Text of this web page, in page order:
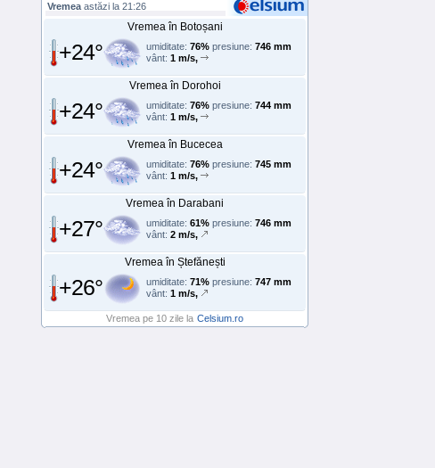
Vremea astăzi la 21:26
Vremea în Botoșani
+24° umiditate: 76% presiune: 746 mm
vânt: 1 m/s,
Vremea în Dorohoi
+24° umiditate: 76% presiune: 744 mm
vânt: 1 m/s,
Vremea în Bucecea
+24° umiditate: 76% presiune: 745 mm
vânt: 1 m/s,
Vremea în Darabani
+27° umiditate: 61% presiune: 746 mm
vânt: 2 m/s,
Vremea în Ștefănești
+26° umiditate: 71% presiune: 747 mm
vânt: 1 m/s,
Vremea pe 10 zile la Celsium.ro